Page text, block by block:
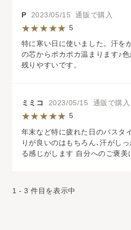
P 2023/05/15 通販で購入
5
特に寒い日に使いました。汗を
の芯からポカポカ温まります♪
残りやすいです。
ミミコ 2023/05/15 通販で購入
5
年末など特に疲れた日のバスタ
りが良いのはもちろん､汗がし
る感じがします 自分へのご褒美
1 - 3 件目を表示中